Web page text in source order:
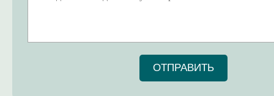
ОТПРАВИТЬ